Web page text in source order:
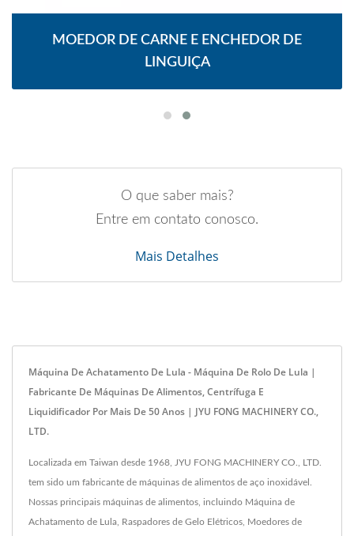
MOEDOR DE CARNE E ENCHEDOR DE
LINGUIÇA
O que saber mais?
Entre em contato conosco.
Mais Detalhes
Máquina De Achatamento De Lula - Máquina De Rolo De Lula |
Fabricante De Máquinas De Alimentos, Centrífuga E
Liquidificador Por Mais De 50 Anos | JYU FONG MACHINERY CO.,
LTD.
Localizada em Taiwan desde 1968, JYU FONG MACHINERY CO., LTD.
tem sido um fabricante de máquinas de alimentos de aço inoxidável.
Nossas principais máquinas de alimentos, incluindo Máquina de
Achatamento de Lula, Raspadores de Gelo Elétricos, Moedores de